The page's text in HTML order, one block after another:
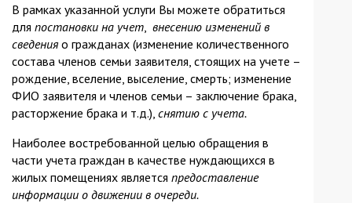
В рамках указанной услуги Вы можете обратиться
для постановки на учет внесению изменений в
сведенияо гражданах (изменение количественного
состава членов семьи заявителя, стоящих на учете –
рождение, вселение, выселение, смерть; изменение
ФИО заявителя и членов семьи – заключение брака,
расторжение брака и т.д.), снятию с учета.
Наиболее востребованной целью обращения в
части учета граждан в качестве нуждающихся в
жилых помещениях является предоставление
информации о движении в очереди.